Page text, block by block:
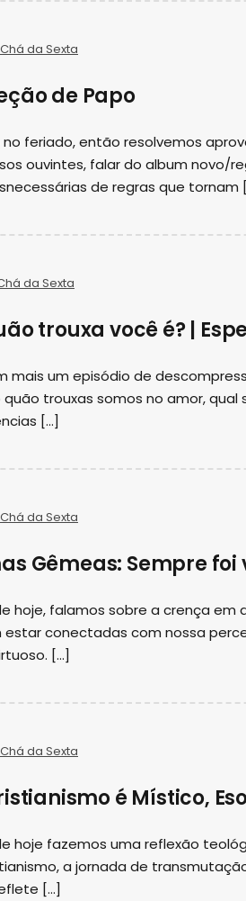
Chá da Sexta
de Papo
no feriado, então resolvemos
ouvintes, falar do album novo/
de regras que tornam
da Sexta
trouxa você é? |
mais um episódio de
trouxas somos no amor,
[…]
Chá da Sexta
Gêmeas: Sempre foi
hoje, falamos sobre a crença em
estar conectadas com nossa
[…]
Chá da Sexta
é Místico,
hoje fazemos uma reflexão
a jornada de
[…]